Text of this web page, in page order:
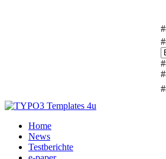
Home
News
Testberichte